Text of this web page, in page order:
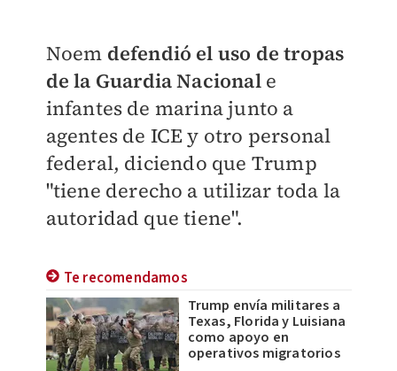
Noem defendió el uso de tropas
de la Guardia Nacional e
infantes de marina junto a
agentes de ICE y otro personal
federal, diciendo que Trump
"tiene derecho a utilizar toda la
autoridad que tiene".
Te recomendamos
Trump envía militares a
Texas, Florida y Luisiana
como apoyo en
operativos migratorios